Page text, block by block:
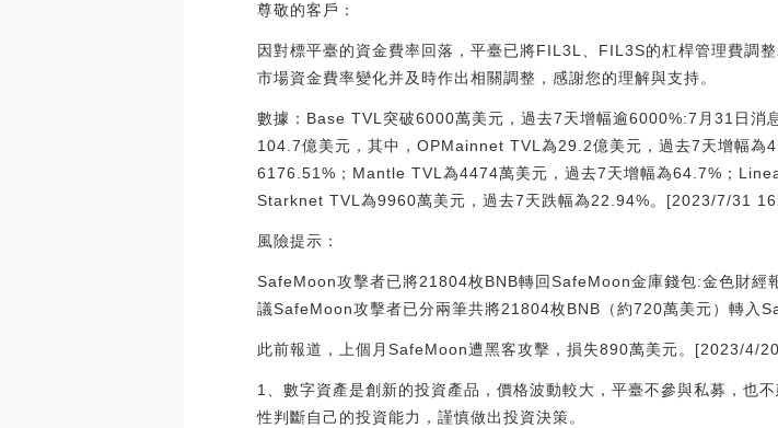
尊敬的客戶：
因對標平臺的資金費率回落，平臺已將FIL3L、FIL3S的杠桿管理費調
市場資金費率變化并及時作出相關調整，感謝您的理解與支持。
數據：Base TVL突破6000萬美元，過去7天增幅逾6000%:7月31日消
104.7億美元，其中，OPMainnet TVL為29.2億美元，過去7天增幅為
6176.51%；Mantle TVL為4474萬美元，過去7天增幅為64.7%；
Starknet TVL為9960萬美元，過去7天跌幅為22.94%。[2023/7/31
風險提示：
SafeMoon攻擊者已將21804枚BNB轉回SafeMoon金庫錢包:金色財
議SafeMoon攻擊者已分兩筆共將21804枚BNB（約720萬美元）轉入
此前報道，上個月SafeMoon遭黑客攻擊，損失890萬美元。[2023/4/
1、數字資產是創新的投資產品，價格波動較大，平臺不參與私募，也
性判斷自己的投資能力，謹慎做出投資決策。